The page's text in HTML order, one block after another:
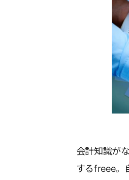
会計知識が
するfreee。